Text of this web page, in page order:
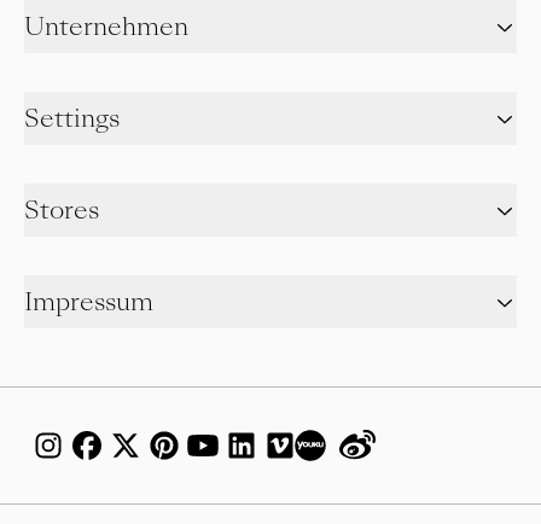
Unternehmen
Settings
Stores
Impressum